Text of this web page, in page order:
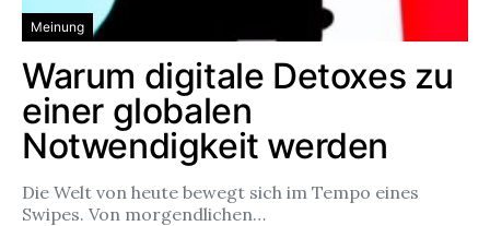
Meinung
Warum digitale Detoxes zu
einer globalen
Notwendigkeit werden
Die Welt von heute bewegt sich im Tempo eines
Swipes. Von morgendlichen…